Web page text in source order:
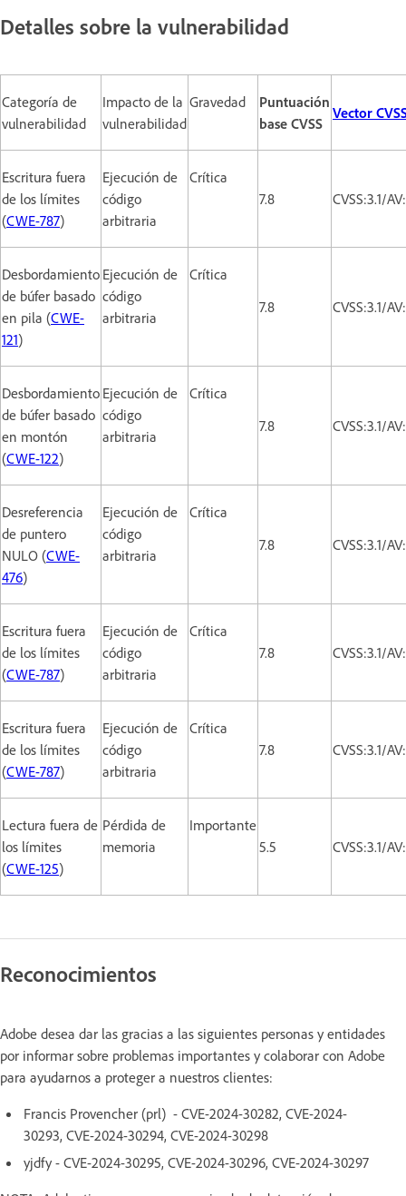
Detalles sobre la vulnerabilidad
Categoría de
vulnerabilidad
Impacto de la
vulnerabilidad
Gravedad
Puntuación
base CVSS
Vector
Escritura fuera
de los límites
(CWE-787)
Ejecución de
código
arbitraria
Crítica
7.8
CVSS:3.1/
Desbordamiento
de búfer basado
en pila (CWE-
121)
Ejecución de
código
arbitraria
Crítica
7.8
CVSS:3.1/
Desbordamiento
de búfer basado
en montón
(CWE-122)
Ejecución de
código
arbitraria
Crítica
7.8
CVSS:3.1/
Desreferencia
de puntero
NULO (CWE-
476)
Ejecución de
código
arbitraria
Crítica
7.8
CVSS:3.1/
Escritura fuera
de los límites
(CWE-787)
Ejecución de
código
arbitraria
Crítica
7.8
CVSS:3.1/
Escritura fuera
de los límites
(CWE-787)
Ejecución de
código
arbitraria
Crítica
7.8
CVSS:3.1/
Lectura fuera de
los límites
(CWE-125)
Pérdida de
memoria
Importante
5.5
CVSS:3.1/
Reconocimientos
Adobe desea dar las gracias a las siguientes personas y entidades
por informar sobre problemas importantes y colaborar con Adobe
para ayudarnos a proteger a nuestros clientes:
Francis Provencher (prl) - CVE-2024-30282, CVE-2024-
30293, CVE-2024-30294, CVE-2024-30298
yjdfy - CVE-2024-30295, CVE-2024-30296, CVE-2024-30297